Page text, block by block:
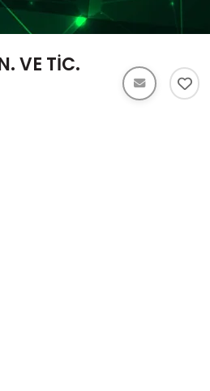
VE TİC.